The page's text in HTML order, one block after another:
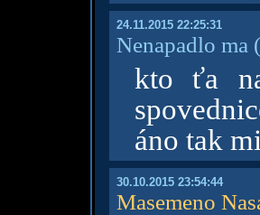
24.11.2015 22:25:31
Nenapadlo ma
kto ťa
áno tak
30.10.2015 23:54:44
Masemeno